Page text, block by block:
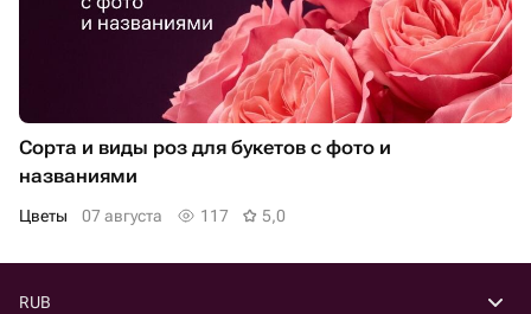
Сорта и виды роз для букетов с фото и
названиями
Цветы 07 августа 117 5,0
RUB